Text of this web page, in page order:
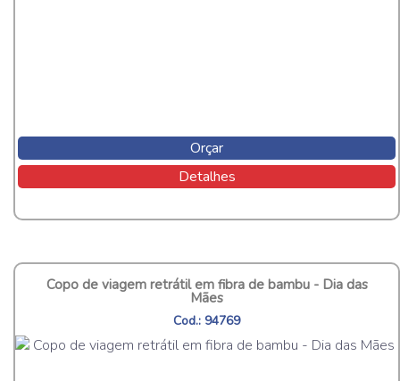
Orçar
Detalhes
Copo de viagem retrátil em fibra de bambu - Dia das
Mães
Cod.: 94769